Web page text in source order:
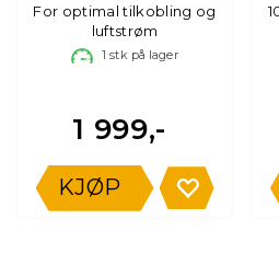
For optimal tilkobling og
luftstrøm
1 stk på lager
1 999,-
KJØP